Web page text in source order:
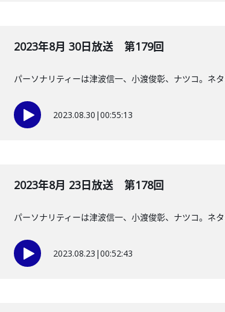
2023年8月 30日放送 第179回
パーソナリティーは津波信一、小渡俊彰、ナツコ。ネ
2023.08.30 |00:55:13
2023年8月 23日放送 第178回
パーソナリティーは津波信一、小渡俊彰、ナツコ。ネ
2023.08.23 |00:52:43